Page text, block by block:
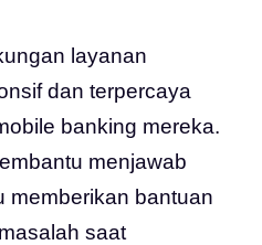
layanan
dan terpercaya
banking mereka.
menjawab
memberikan bantuan
saat